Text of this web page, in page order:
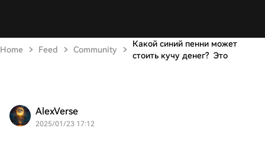
Home Feed Community
Какой синий пенни может
стоить кучу денег? Это
AlexVerse
2025/01/23 17:12